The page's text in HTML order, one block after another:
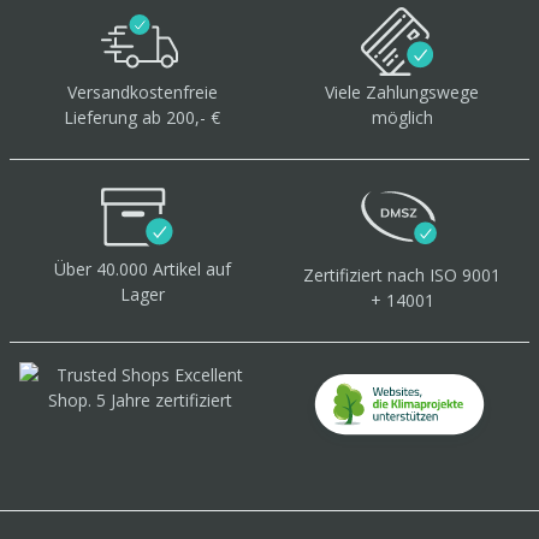
Versandkostenfreie
Lieferung ab 200,- €
Viele Zahlungswege
möglich
Über 40.000 Artikel auf
Lager
Zertifiziert nach ISO 9001
+ 14001